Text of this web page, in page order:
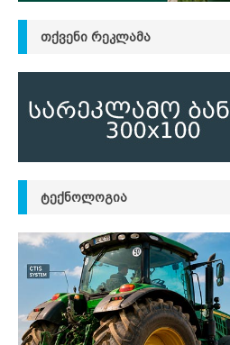
ᲗᲥᲕᲔᲜᲘ ᲠᲔᲙᲚᲐᲛᲐ
ᲢᲔᲥᲜᲝᲚᲝᲒᲘᲐ